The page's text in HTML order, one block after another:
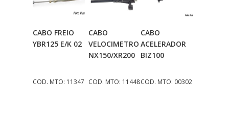
Adicionar
CABO FREIO
YBR125 E/K 02
COD. MTO: 11347
Adicionar
Ao Carrinho
CABO
VELOCIMETRO
NX150/XR200
COD. MTO: 11448
Adicionar
Ao Carrinho
CABO
ACELERADOR
BIZ100
COD. MTO: 00302